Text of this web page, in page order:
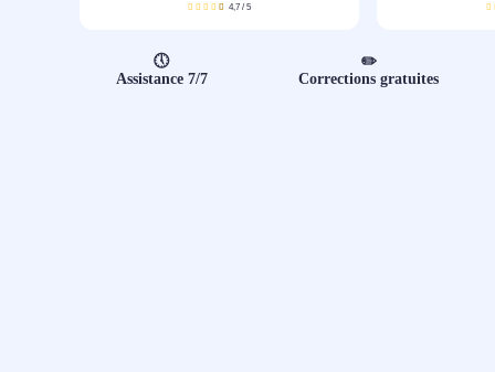
4,7 /5
🕔
Assistance 7/7
✏️
Corrections gratuites